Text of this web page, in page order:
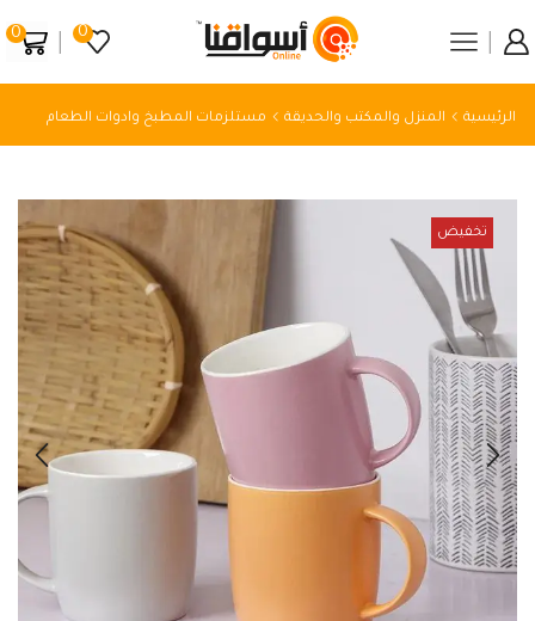
0
0
الرئيسية المنزل والمكتب والحديقة مستلزمات المطبخ وادوات الطعام
تخفيض